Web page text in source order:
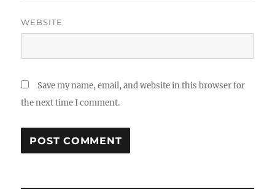
WEBSITE
Save my name, email, and website in this browser for
the next time I comment.